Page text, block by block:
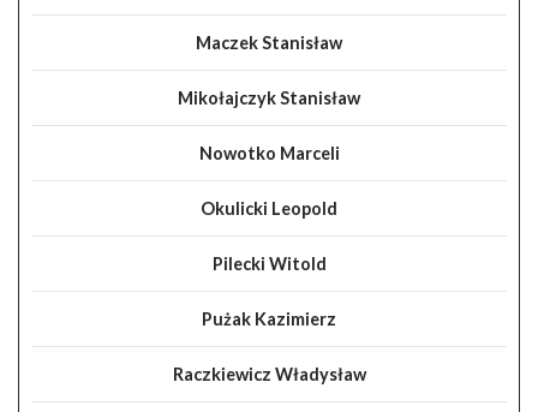
Maczek Stanisław
Mikołajczyk Stanisław
Nowotko Marceli
Okulicki Leopold
Pilecki Witold
Pużak Kazimierz
Raczkiewicz Władysław